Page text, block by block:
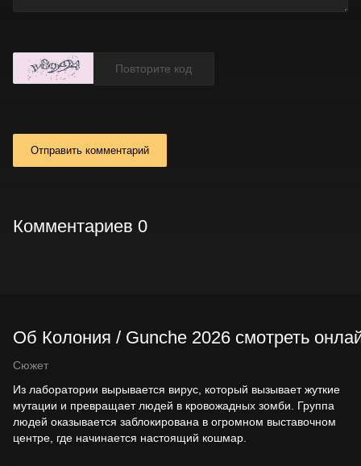
Отправить комментарий
Комментариев 0
Об Колония / Gunche 2026 смотреть
Сюжет
Из лаборатории вырывается вирус, который вызывает жуткие
мутации и превращает людей в кровожадных зомби. Группа
людей оказывается заблокирована в огромном выставочном
центре, где начинается настоящий кошмар.